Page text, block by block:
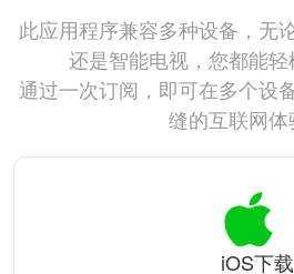
此应用程序兼容多种设备，无
还是智能电视，您都能轻
通过一次订阅，即可在多个设
缝的互联网体
iOS下载